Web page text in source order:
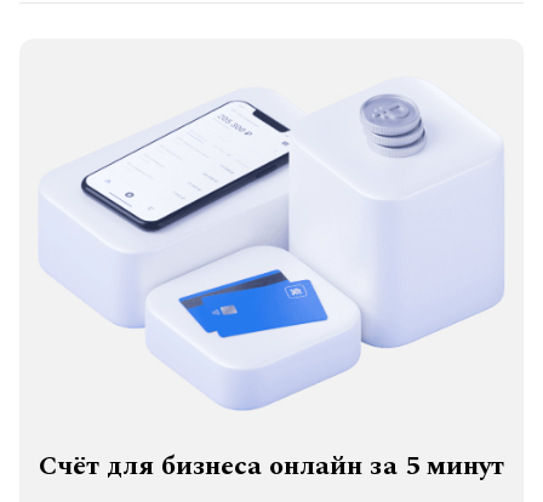
Счёт для бизнеса онлайн за 5 минут